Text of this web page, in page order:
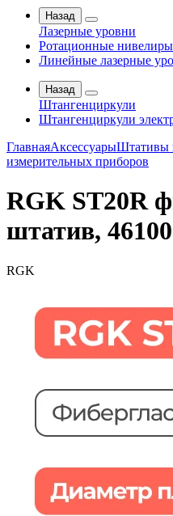
Назад
Лазерные уровни
Ротационные нивелиры
Линейные лазерные
Назад
Штангенциркули
Штангенциркули
ГлавнаяАксессуарыШтативы
измерительных приборов
RGK ST20R
штатив,
RGK